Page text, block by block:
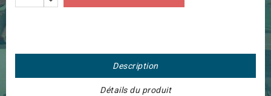
Description
Détails du produit